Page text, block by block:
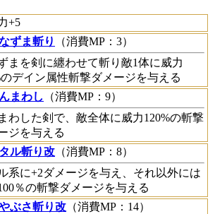
+5
ずま斬り
（消費MP：3）
まを剣に纏わせて斬り敵1体に威力
のデイン属性斬撃ダメージを与える
まわし
（消費MP：9）
わした剣で、敵全体に威力120%の斬撃
ジを与える
ル斬り改 （消費MP：8）
系に+2ダメージを与え、それ以外には
％の斬撃ダメージを与える
ぶさ斬り改 （消費MP：14）